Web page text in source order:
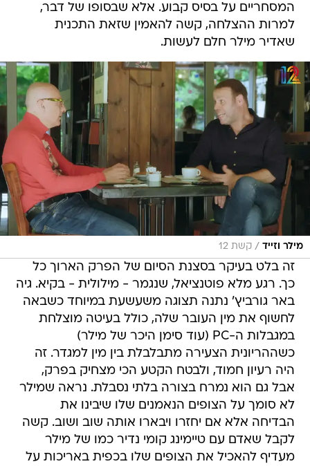
המסחריים על בסיס קבוע. אלא שבסופו של דבר,
למרות ההצלחה, קשה להאמין שזאת התכנית
שאדיר מילר חלם לעשות.
מילר וזייד / קשת 12
זה בלט בעיקר בסצנת הסיום של הפרק הארוך כל
כך. רגע מלא פוטנציאל, שנגמר - מילולית - בקיא. גיה
באר גורביץ' נתנה תצוגה משעשעת במיוחד כשבאה
לחשוף את מין העובר שלה, כולל בעיטה מוצלחת
במגבלות ה-PC (עוד סימן היכר של מילר)
כשההריונית הצעירה מתבלבלת בין מין למגדר. זה
היה רעיון חמוד, ולבטח הקטע הכי מצחיק בפרק,
אבל גם הוא נמרח בצורה בלתי נסבלת. נראה שמילר
לא סומך על הצופים הנאמנים שלו שיבינו את
הבדיחה אלא אם יחזרו ויבארו אותה שוב ושוב. קשה
לקבל שאדם עם טיימינג קומי נדיר כמו של מילר
מעדיף להאכיל את הצופים שלו בכפית באריכות על